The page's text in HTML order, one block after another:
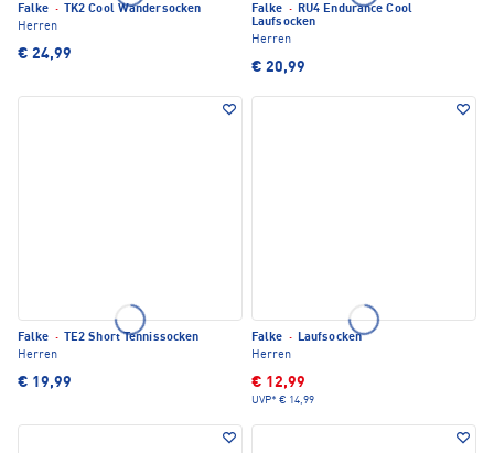
Falke ·
TK2 Cool Wandersocken
Herren
€ 24,99
Falke · RU4 Endurance Cool
Laufsocken
Herren
€ 20,99
Falke ·
TE2 Short Tennissocken
Herren
€ 19,99
Falke · Laufsocken
Herren
€ 12,99
UVP* € 14,99